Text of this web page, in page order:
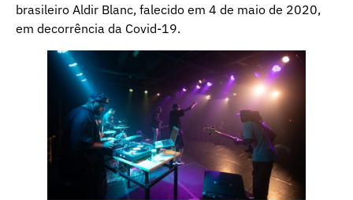
brasileiro Aldir Blanc, falecido em 4 de maio de 2020,
em decorrência da Covid-19.